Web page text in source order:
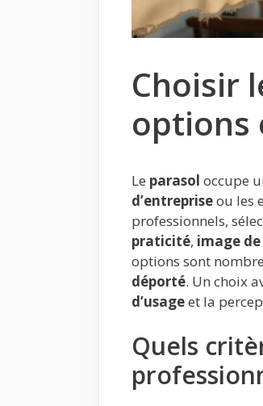
Choisir
options
Le parasol occupe
d’entrepriseou les
professionnels,
praticité, image
options sont
déporté. Un choix
d’usageet la
Quels